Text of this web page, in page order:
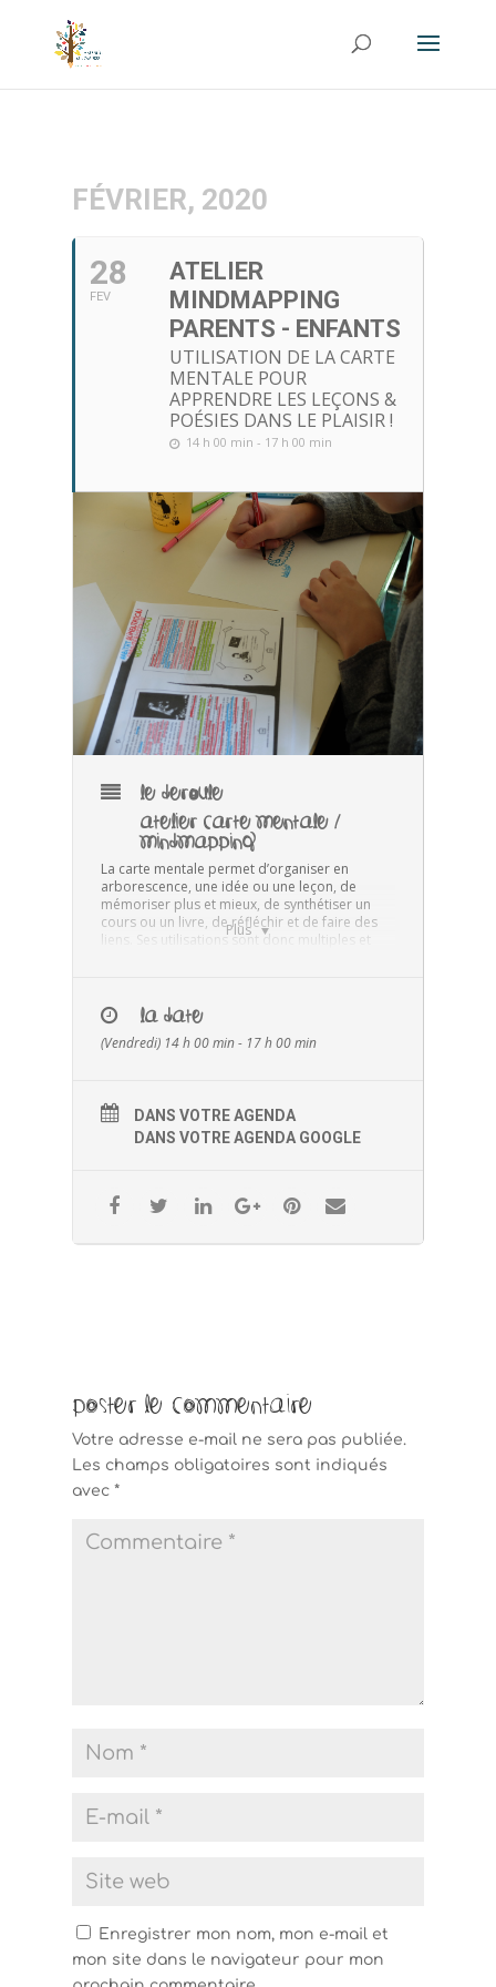
FÉVRIER, 2020
28
FEV
ATELIER
MINDMAPPING
PARENTS - ENFANTS
UTILISATION DE LA CARTE
MENTALE POUR
APPRENDRE LES LEÇONS &
POÉSIES DANS LE PLAISIR !
14 h 00 min - 17 h 00 min
Plus
LE DEROULE
ATELIER CARTE MENTALE /
MINDMAPPING
La carte mentale permet d’organiser en
arborescence, une idée ou une leçon, de
mémoriser plus et mieux, de synthétiser un
cours ou un livre, de réfléchir et de faire des
liens. Ses utilisations sont donc multiples et
Pour les enfants avec leurs parents :
destinés aux enfants de 8 à 13 ans
accompagner leurs enfants par la suite dans la
durée avec cet outil.
Tarifs de 65€ le binôme enfant-parent et 85€ le
LA DATE
(Vendredi) 14 h 00 min - 17 h 00 min
DANS VOTRE AGENDA
DANS VOTRE AGENDA GOOGLE
Poster le commentaire
Votre adresse e-mail ne sera pas publiée.
Les champs obligatoires sont indiqués
avec *
Enregistrer mon nom, mon e-mail et
mon site dans le navigateur pour mon